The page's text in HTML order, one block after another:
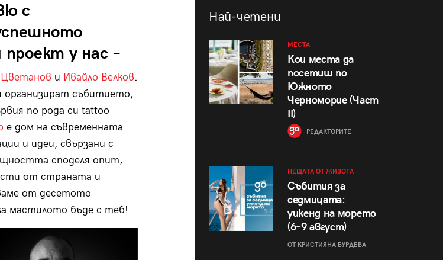
с
проект у нас –
и Ивайло Велков.
организират събитието,
по рода си tattoo
е дом на съвременната
и идеи, свързани с
споделя опит,
от страната и
от десетото
мастилото бъде с теб!
Най-четени
МЕСТА
Кои места да
посетиш по
Южното
Черноморие (Част
II)
РЕДАКТОРИТЕ
НЕЩАТА ОТ ЖИВОТА
Събития за
седмицата:
уикенд на морето
(6–9 август)
ОТ КРИСТИЯНА БУРДЕВА